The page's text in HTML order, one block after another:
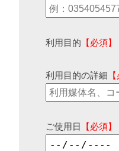
利用目的 【必須】
利用目的の詳細
ご使用日 【必須】